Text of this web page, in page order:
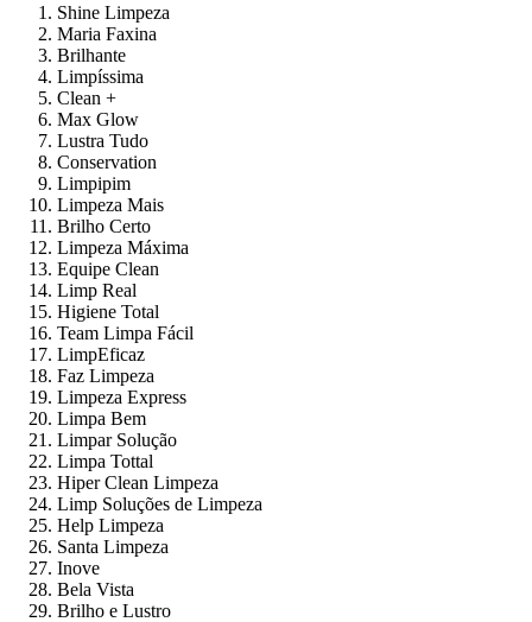
Shine Limpeza
Maria Faxina
Brilhante
Limpíssima
Clean +
Max Glow
Lustra Tudo
Conservation
Limpipim
Limpeza Mais
Brilho Certo
Limpeza Máxima
Equipe Clean
Limp Real
Higiene Total
Team Limpa Fácil
LimpEficaz
Faz Limpeza
Limpeza Express
Limpa Bem
Limpar Solução
Limpa Tottal
Hiper Clean Limpeza
Limp Soluções de Limpeza
Help Limpeza
Santa Limpeza
Inove
Bela Vista
Brilho e Lustro